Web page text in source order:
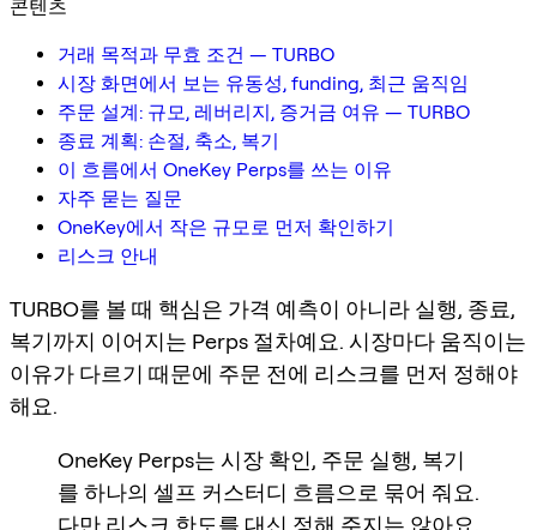
콘텐츠
거래 목적과 무효 조건 — TURBO
시장 화면에서 보는 유동성, funding, 최근 움직임
주문 설계: 규모, 레버리지, 증거금 여유 — TURBO
종료 계획: 손절, 축소, 복기
이 흐름에서 OneKey Perps를 쓰는 이유
자주 묻는 질문
OneKey에서 작은 규모로 먼저 확인하기
리스크 안내
TURBO를 볼 때 핵심은 가격 예측이 아니라 실행, 종료,
복기까지 이어지는 Perps 절차예요. 시장마다 움직이는
이유가 다르기 때문에 주문 전에 리스크를 먼저 정해야
해요.
OneKey Perps는 시장 확인, 주문 실행, 복기
를 하나의 셀프 커스터디 흐름으로 묶어 줘요.
다만 리스크 한도를 대신 정해 주지는 않아요.